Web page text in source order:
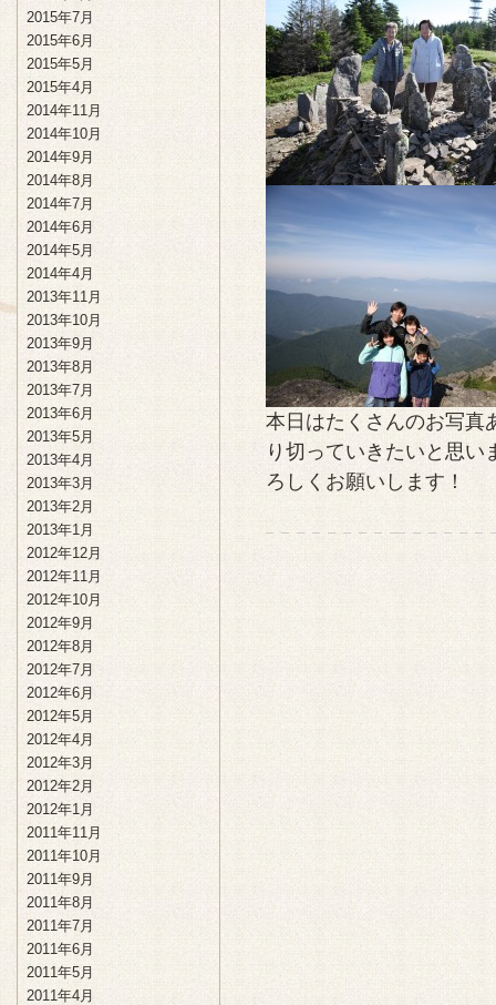
本日はたくさんのお写真
り切っていきたいと思
ろしくお願いします！
2015年7月
2015年6月
2015年5月
2015年4月
2014年11月
2014年10月
2014年9月
2014年8月
2014年7月
2014年6月
2014年5月
2014年4月
2013年11月
2013年10月
2013年9月
2013年8月
2013年7月
2013年6月
2013年5月
2013年4月
2013年3月
2013年2月
2013年1月
2012年12月
2012年11月
2012年10月
2012年9月
2012年8月
2012年7月
2012年6月
2012年5月
2012年4月
2012年3月
2012年2月
2012年1月
2011年11月
2011年10月
2011年9月
2011年8月
2011年7月
2011年6月
2011年5月
2011年4月